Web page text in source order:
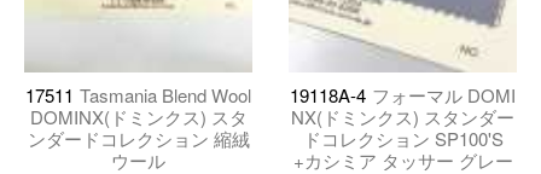
17511 Tasmania Blend Wool
DOMINX(ドミンクス) スタ
ンダードコレクション 縮絨
ウール
19118A-4 フォーマル DOMI
NX(ドミンクス) スタンダー
ドコレクション SP100'S
+カシミア タッサー グレー